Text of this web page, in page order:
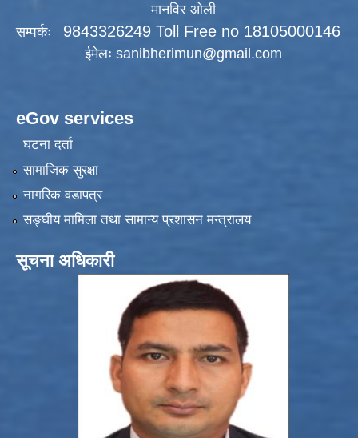
मानविर ओली
सम्पर्कः 9843326249 Toll Free no 18105000146
ईमेलः sanibherimun@gmail.com
eGov services
घटना दर्ता
सामाजिक सुरक्षा
नागरिक वडापत्र
सङ्‍घीय मामिला तथा सामान्य प्रशासन मन्त्रालय
सूचना अधिकारी